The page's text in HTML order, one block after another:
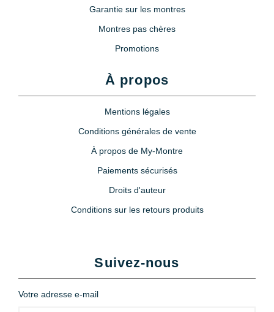
Garantie sur les montres
Montres pas chères
Promotions
À propos
Mentions légales
Conditions générales de vente
À propos de My-Montre
Paiements sécurisés
Droits d'auteur
Conditions sur les retours produits
Suivez-nous
Votre adresse e-mail